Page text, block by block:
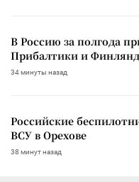
В Россию за полгода
Прибалтики и
34 минуты назад
Российские
ВСУ в Орехове
38 минут назад